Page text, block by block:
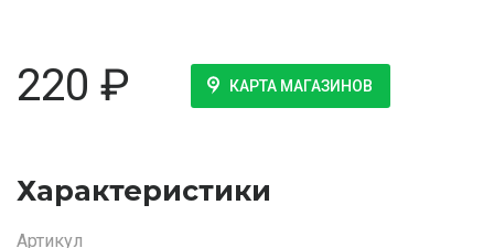
220 ₽ КАРТА МАГАЗИНОВ
Характеристики
Артикул